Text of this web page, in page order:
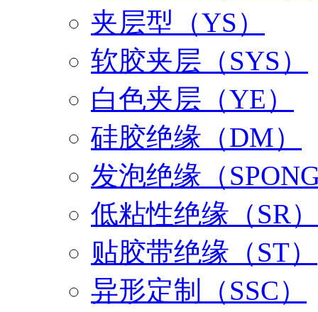
夹层型（YS）
软胶夹层（SYS）
白色夹层（YE）
硅胶绝缘（DM）
发泡绝缘（
低粘性绝缘（SR）
贴胶带绝缘（ST）
异形定制（SSC）